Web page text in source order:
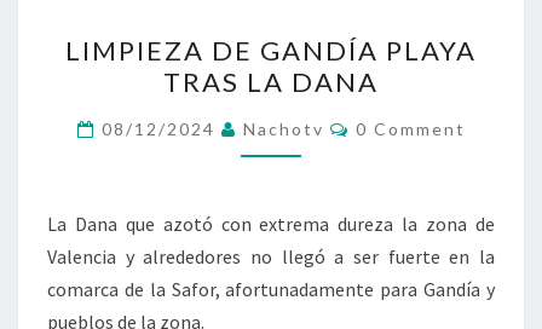
DE
GANDÍA
PLAYA
TRAS
DANA
LIMPIEZA DE GANDÍA PLAYA
TRAS LA DANA
08/12/2024 Nachotv Comments
0 Comment
La Dana que azotó con extrema dureza la zona de
Valencia y alrededores no llegó a ser fuerte en la
comarca de la Safor, afortunadamente para Gandía y
pueblos de la zona.